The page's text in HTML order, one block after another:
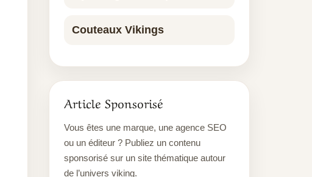
Couteaux Vikings
Article Sponsorisé
Vous êtes une marque, une agence SEO
ou un éditeur ? Publiez un contenu
sponsorisé sur un site thématique autour
de l’univers viking.